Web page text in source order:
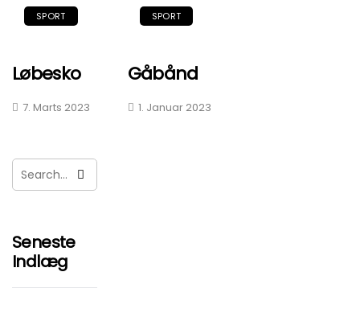
SPORT
Løbesko
7. Marts 2023
SPORT
Gåbånd
1. Januar 2023
Seneste
Indlæg